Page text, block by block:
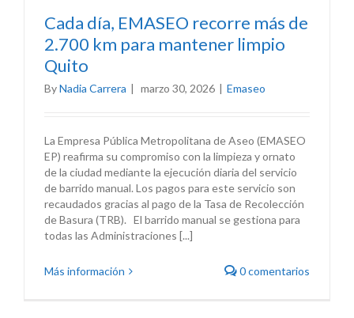
Cada día, EMASEO recorre más de
2.700 km para mantener limpio
Quito
ByNadia Carrera | marzo 30, 2026 | Emaseo
La Empresa Pública Metropolitana de Aseo (EMASEO
EP) reafirma su compromiso con la limpieza y ornato
de la ciudad mediante la ejecución diaria del servicio
de barrido manual. Los pagos para este servicio son
recaudados gracias al pago de la Tasa de Recolección
de Basura (TRB). El barrido manual se gestiona para
todas las Administraciones [...]
Más información 0 comentarios